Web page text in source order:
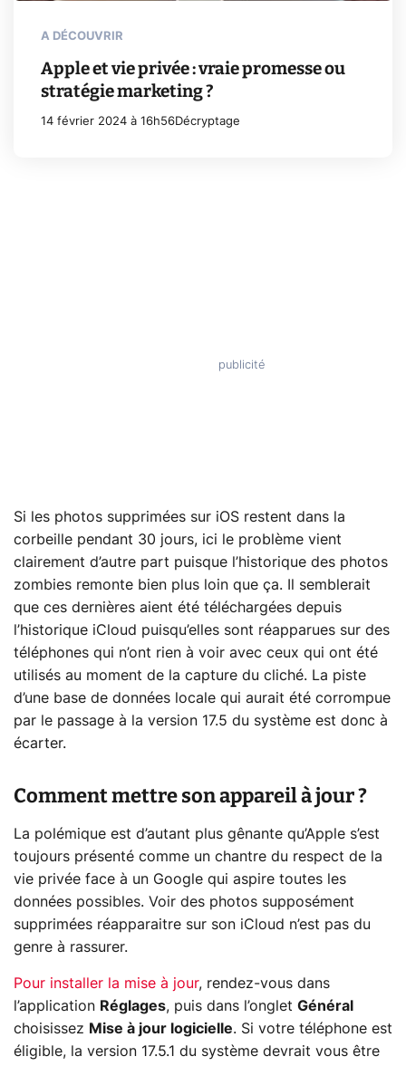
A DÉCOUVRIR
Apple et vie privée : vraie promesse ou
stratégie marketing ?
14 février 2024 à 16h56Décryptage
Si les photos supprimées sur iOS restent dans la
corbeille pendant 30 jours, ici le problème vient
clairement d’autre part puisque l’historique des photos
zombies remonte bien plus loin que ça. Il semblerait
que ces dernières aient été téléchargées depuis
l’historique iCloud puisqu’elles sont réapparues sur des
téléphones qui n’ont rien à voir avec ceux qui ont été
utilisés au moment de la capture du cliché. La piste
d’une base de données locale qui aurait été corrompue
par le passage à la version 17.5 du système est donc à
écarter.
Comment mettre son appareil à jour ?
La polémique est d’autant plus gênante qu’Apple s’est
toujours présenté comme un chantre du respect de la
vie privée face à un Google qui aspire toutes les
données possibles. Voir des photos supposément
supprimées réapparaitre sur son iCloud n’est pas du
genre à rassurer.
Pour installer la mise à jour, rendez-vous dans
l’application Réglages, puis dans l’onglet Général
choisissez Mise à jour logicielle. Si votre téléphone est
éligible, la version 17.5.1 du système devrait vous être